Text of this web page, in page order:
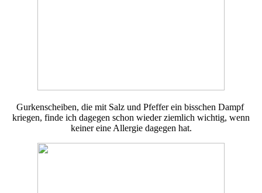
Gurkenscheiben, die mit Salz und Pfeffer ein bisschen Dampf
kriegen, finde ich dagegen schon wieder ziemlich wichtig, wenn
keiner eine Allergie dagegen hat.